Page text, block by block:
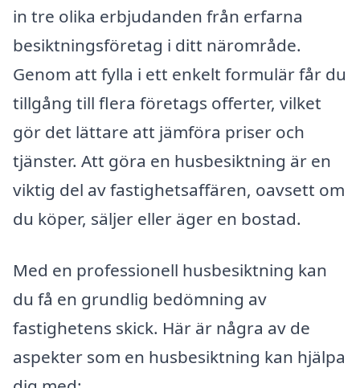
in tre olika erbjudanden från erfarna
besiktningsföretag i ditt närområde.
Genom att fylla i ett enkelt formulär får du
tillgång till flera företags offerter, vilket
gör det lättare att jämföra priser och
tjänster. Att göra en husbesiktning är en
viktig del av fastighetsaffären, oavsett om
du köper, säljer eller äger en bostad.
Med en professionell husbesiktning kan
du få en grundlig bedömning av
fastighetens skick. Här är några av de
aspekter som en husbesiktning kan hjälpa